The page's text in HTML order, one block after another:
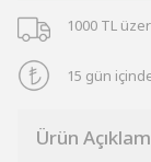
1000 TL
15 gün
Ürün